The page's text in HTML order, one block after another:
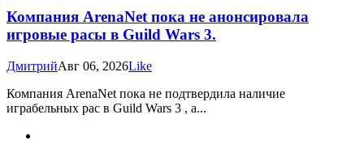
Компания ArenaNet пока не анонсировала
игровые расы в Guild Wars 3.
ДмитрийАвг 06, 2026Like
Компания ArenaNet пока не подтвердила наличие
играбельных рас в Guild Wars 3 , а...